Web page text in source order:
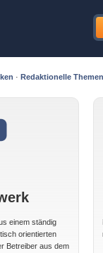
· Redaktionelle Themen
einem ständig
orientierten
Betreiber aus dem